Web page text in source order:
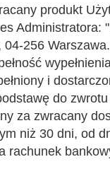
produkt
Administratora:
04-256
i
do
za zwracany
niż 30 dni, od
rachunek